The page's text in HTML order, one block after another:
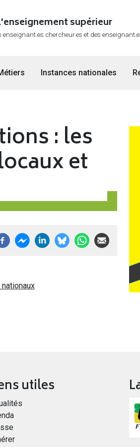
supérieur
chercheur.es et des
Instances nationales
: les
et
utiles